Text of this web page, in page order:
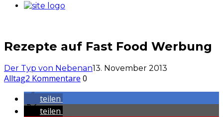
Rezepte auf Fast Food Werbung
Der Typ von Nebenan13. November 2013
Alltag2 Kommentare 0
teilen
teilen